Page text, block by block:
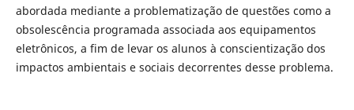
abordada mediante a problematização de questões como a
obsolescência programada associada aos equipamentos
eletrônicos, a fim de levar os alunos à conscientização dos
impactos ambientais e sociais decorrentes desse problema.